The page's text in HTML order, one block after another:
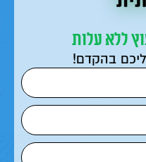
ללא עלות
בהקדם!